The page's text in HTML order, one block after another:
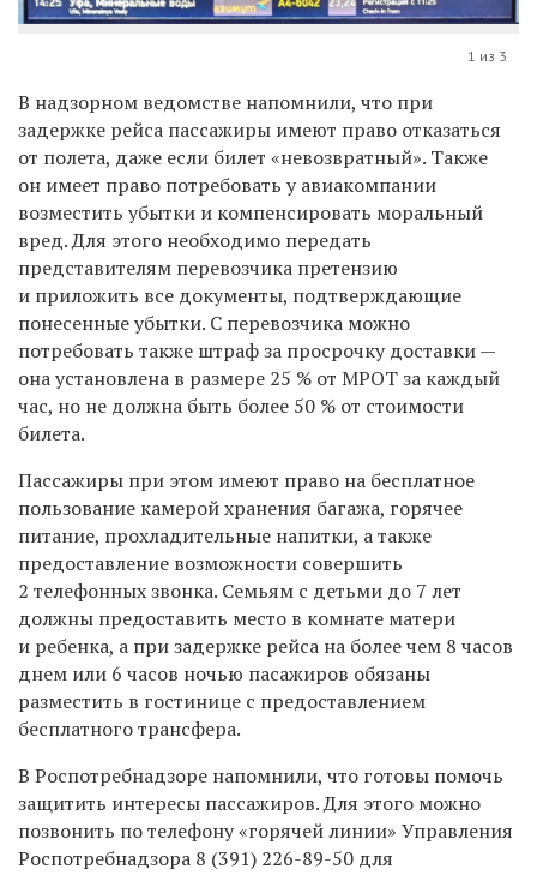
1 из 3
В надзорном ведомстве напомнили, что при
задержке рейса пассажиры имеют право отказаться
от полета, даже если билет «невозвратный». Также
он имеет право потребовать у авиакомпании
возместить убытки и компенсировать моральный
вред. Для этого необходимо передать
представителям перевозчика претензию
и приложить все документы, подтверждающие
понесенные убытки. С перевозчика можно
потребовать также штраф за просрочку доставки —
она установлена в размере 25 % от МРОТ за каждый
час, но не должна быть более 50 % от стоимости
билета.
Пассажиры при этом имеют право на бесплатное
пользование камерой хранения багажа, горячее
питание, прохладительные напитки, а также
предоставление возможности совершить
2 телефонных звонка. Семьям с детьми до 7 лет
должны предоставить место в комнате матери
и ребенка, а при задержке рейса на более чем 8 часов
днем или 6 часов ночью пасажиров обязаны
разместить в гостинице с предоставлением
бесплатного трансфера.
В Роспотребнадзоре напомнили, что готовы помочь
защитить интересы пассажиров. Для этого можно
позвонить по телефону «горячей линии» Управления
Роспотребнадзора 8 (391) 226-89-50 для